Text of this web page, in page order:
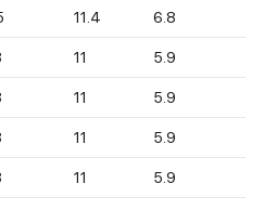
11.4 6.8
11 5.9
11 5.9
11 5.9
11 5.9